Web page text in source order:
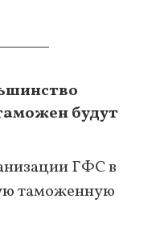
будут
ГФС в
таможенную